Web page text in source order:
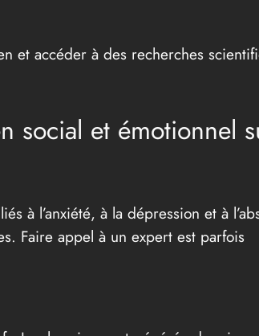
et accéder à des recherches
social et émotionnel
à l’anxiété, à la dépression et à
Faire appel à un expert est parfois